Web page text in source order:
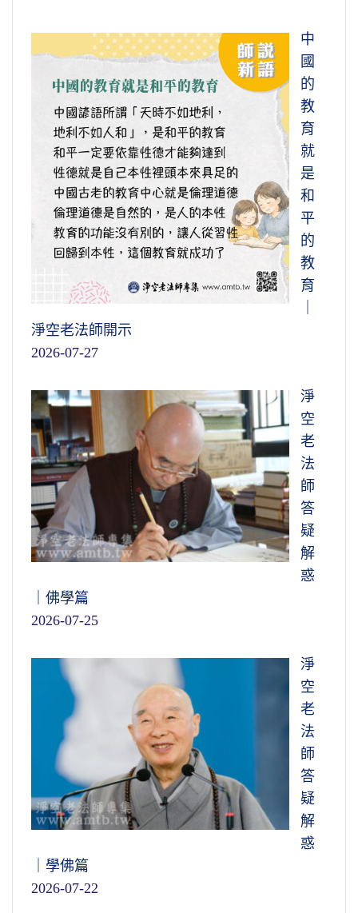
中
國
的
教
育
就
是
和
平
的
教
育
淨空老法師開示
2026-07-27
淨
空
老
法
師
答
疑
解
惑
｜佛學篇
2026-07-25
淨
空
老
法
師
答
疑
解
惑
｜學佛篇
2026-07-22